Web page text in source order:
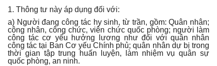
1. Thông tư này áp dụng đối với:
a) Người đang công tác hy sinh, từ trần, gồm: Quân nhân;
công nhân, công chức, viên chức quốc phòng; người làm
công tác cơ yếu hưởng lương như đối với quân nhân
công tác tại Ban Cơ yếu Chính phủ; quân nhân dự bị trong
thời gian tập trung huấn luyện, làm nhiệm vụ quân sự
quốc phòng, an ninh.